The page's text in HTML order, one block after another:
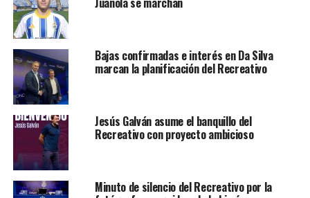
Bajas confirmadas e interés en Da Silva
marcan la planificación del Recreativo
Jesús Galván asume el banquillo del
Recreativo con proyecto ambicioso
Minuto de silencio del Recreativo por la